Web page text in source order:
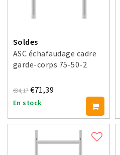
Soldes
ASC échafaudage cadre
garde-corps 75-50-2
€84,17 €71,39
En stock